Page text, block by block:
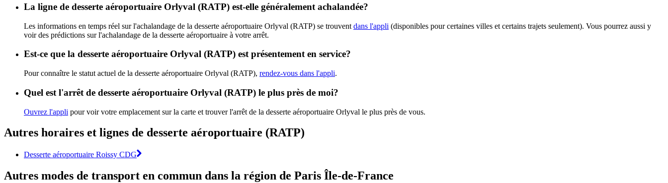
La ligne de desserte aéroportuaire Orlyval (RATP) est-elle généralement achalandée?
Les informations en temps réel sur l'achalandage de la desserte aéroportuaire Orlyval (RATP) se trouvent dans l'appli (disponibles pour certaines villes et certains trajets seulement). Vous pourrez aussi y
voir des prédictions sur l'achalandage de la desserte aéroportuaire à votre arrêt.
Est-ce que la desserte aéroportuaire Orlyval (RATP) est présentement en service?
Pour connaître le statut actuel de la desserte aéroportuaire Orlyval (RATP), rendez-vous dans l'appli.
Quel est l'arrêt de desserte aéroportuaire Orlyval (RATP) le plus près de moi?
Ouvrez l'appli pour voir votre emplacement sur la carte et trouver l'arrêt de la desserte aéroportuaire Orlyval le plus près de vous.
Autres horaires et lignes de desserte aéroportuaire (RATP)
Desserte aéroportuaire Roissy CDG
Autres modes de transport en commun dans la région de Paris Île-de-France